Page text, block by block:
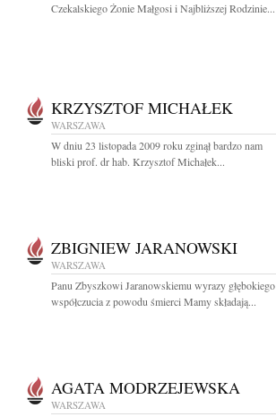
Czekalskiego Żonie Małgosi i Najbliższej Rodzinie...
KRZYSZTOF MICHAŁEK
WARSZAWA
W dniu 23 listopada 2009 roku zginął bardzo nam
bliski prof. dr hab. Krzysztof Michałek...
ZBIGNIEW JARANOWSKI
WARSZAWA
Panu Zbyszkowi Jaranowskiemu wyrazy głębokiego
współczucia z powodu śmierci Mamy składają...
AGATA MODRZEJEWSKA
WARSZAWA